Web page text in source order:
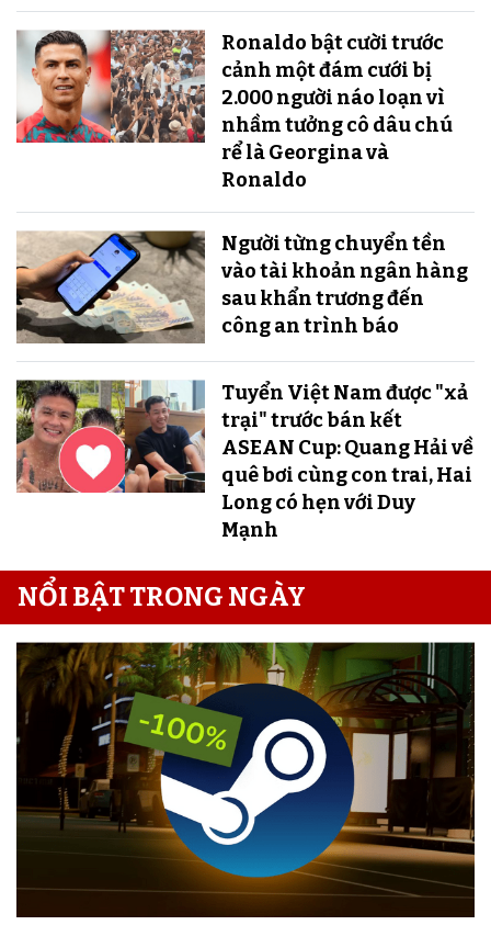
Ronaldo bật cười trước
cảnh một đám cưới bị
2.000 người náo loạn vì
nhầm tưởng cô dâu chú
rể là Georgina và
Ronaldo
Người từng chuyển tền
vào tài khoản ngân hàng
sau khẩn trương đến
công an trình báo
Tuyển Việt Nam được "xả
trại" trước bán kết
ASEAN Cup: Quang Hải về
quê bơi cùng con trai, Hai
Long có hẹn với Duy
Mạnh
NỔI BẬT TRONG NGÀY